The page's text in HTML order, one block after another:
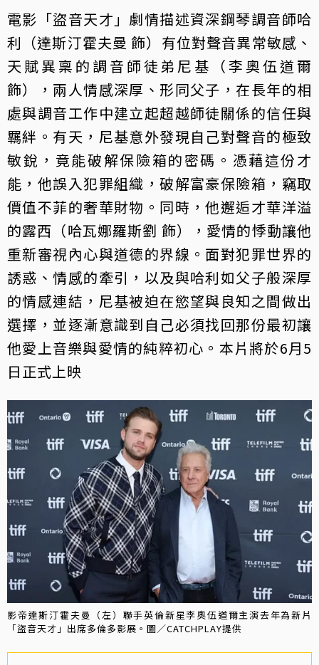
電影「盜音天才」劇情描述資深鋼琴調音師哈
利（達斯汀霍夫曼 飾）有位對聲音異常敏感、
天賦異稟的調音師徒弟尼基（李奧伍道爾
飾），兩人情感深厚、形同父子，在長年的相
處與調音工作中建立起超越師徒關係的信任與
羈絆。有天，尼基意外發現自己對聲音的極致
敏銳，竟能破解保險箱的密碼。憑藉這份才
能，他誤入犯罪組織，破解富豪保險箱，竊取
價值不菲的奢華財物。同時，他邂逅才華洋溢
的露西（哈瓦娜羅斯劉 飾），愛情的悸動讓他
重新審視內心與道德的界線。面對犯罪世界的
誘惑、情感的牽引，以及與哈利如父子般深厚
的情感連結，尼基被迫在慾望與良知之間做出
選擇，並逐漸意識到自己必須找回那份最初讓
他愛上音樂與愛情的純粹初心。本片將於6月5
日正式上映
影帝達斯汀霍夫曼（左）聯手英倫新星李奧伍道爾主演去年為新片
「盜音天才」出席多倫多影展。圖／CATCHPLAY提供